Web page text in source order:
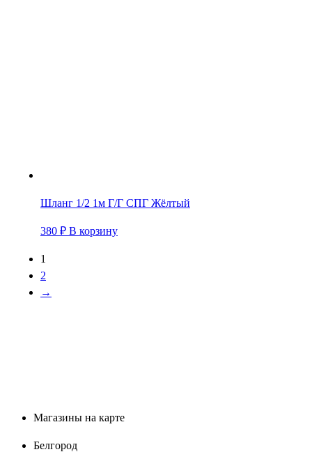
Шланг 1/2 1м Г/Г СПГ Жёлтый
380 ₽ В корзину
1
2
→
Магазины на карте
Белгород